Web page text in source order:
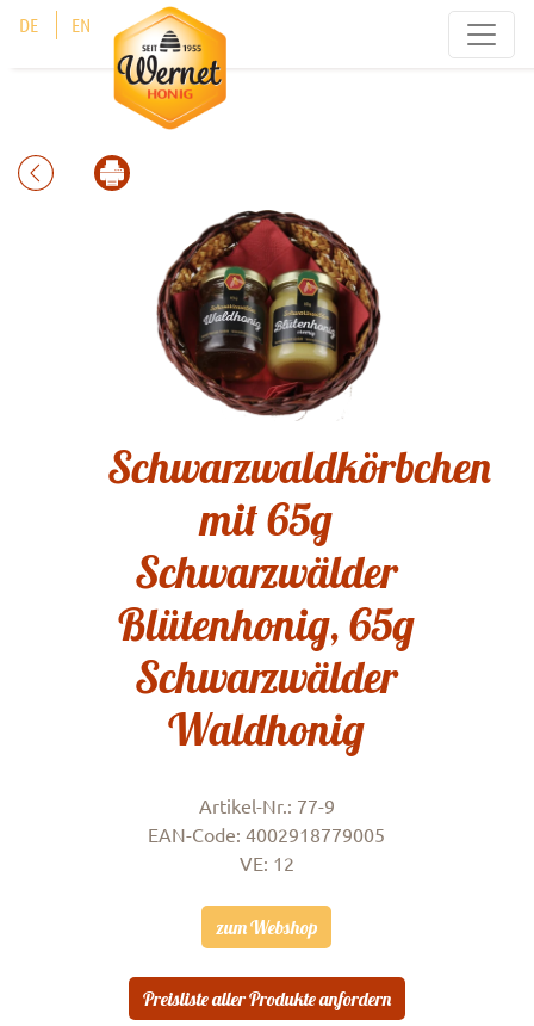
DE EN
Schwarzwaldkörbchen
mit 65g
Schwarzwälder
Blütenhonig, 65g
Schwarzwälder
Waldhonig
Artikel-Nr.: 77-9
EAN-Code: 4002918779005
VE: 12
zum Webshop
Preisliste aller Produkte anfordern
Cookie-Einstellungen